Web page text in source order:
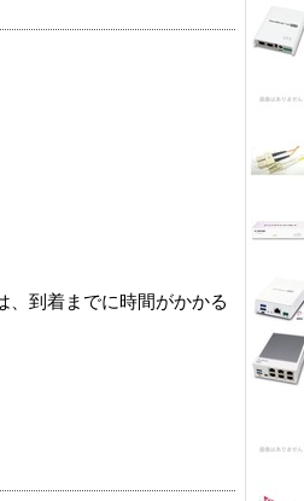
、到着までに時間がかかる